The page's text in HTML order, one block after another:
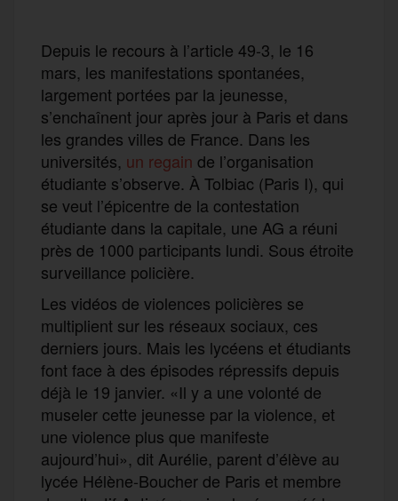
Depuis le recours à l’article 49-3, le 16
mars, les manifestations spontanées,
largement portées par la jeunesse,
s’enchaînent jour après jour à Paris et dans
les grandes villes de France. Dans les
universités, un regain de l’organisation
étudiante s’observe. À Tolbiac (Paris I), qui
se veut l’épicentre de la contestation
étudiante dans la capitale, une AG a réuni
près de 1000 participants lundi. Sous étroite
surveillance policière.
Les vidéos de violences policières se
multiplient sur les réseaux sociaux, ces
derniers jours. Mais les lycéens et étudiants
font face à des épisodes répressifs depuis
déjà le 19 janvier. «Il y a une volonté de
museler cette jeunesse par la violence, et
une violence plus que manifeste
aujourd’hui», dit Aurélie, parent d’élève au
lycée Hélène-Boucher de Paris et membre